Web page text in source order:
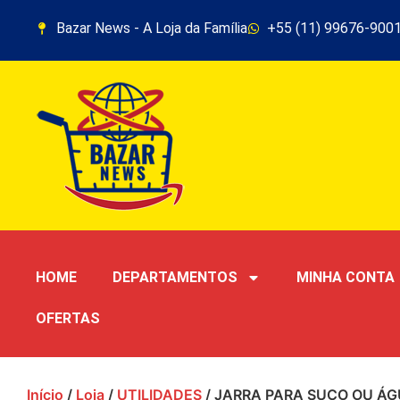
Bazar News - A Loja da Família +55 (11) 99676-9001
HOME DEPARTAMENTOS MINHA CONTA
OFERTAS
Início / Loja / UTILIDADES / JARRA PARA SUCO OU